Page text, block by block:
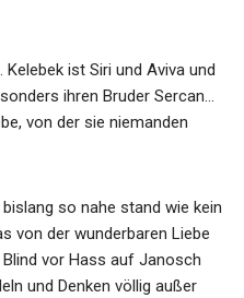
ist Siri und Aviva und
ihren Bruder Sercan…
von der sie niemanden
so nahe stand wie kein
von der wunderbaren Liebe
vor Hass auf Janosch
und Denken völlig außer